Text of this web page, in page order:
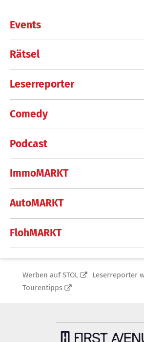
Events
Rätsel
Leserreporter
Comedy
Podcast
ImmoMARKT
AutoMARKT
FlohMARKT
Werben auf STOL
Leserreporter
Tourentipps